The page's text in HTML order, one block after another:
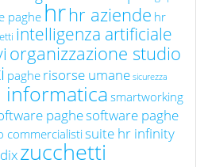
paghe hrhr aziende hr
intelligenza artificiale
organizzazione studio
paghe risorse umane sicurezza
informaticasmartworking
paghesoftware paghe
commercialisti suite hr infinity
zucchetti